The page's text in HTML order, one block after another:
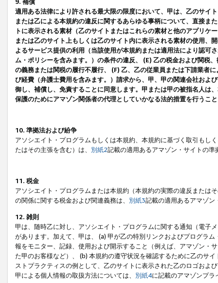
9. 補償
適用ある法律により許される最大限の限度において、甲は、乙のサイ
または乙による本規約の違反に関するあらゆる事柄について、直接ま
トに表示される素材（乙のサイトまたはこれらの素材と他のアプリ
または乙のサイト上もしくは乙のサイト内に表示される素材の使用、
よるサービス提供の利用（当該使用が本規約または適用法により認可
ム・ポリシーを含みます。）の条件の違反、 (E) 乙の税金および関税
の義務または関税の履行不履行、 (F) 乙、乙の従業員または下請業者
び経費（弁護士費用を含みます。）請求から、甲、甲の関連会社およ
御し、補償し、免責することに同意します。甲または甲の被指名人は
保護のためにアマゾン関係者の代理としていかなる法的措置を行うこ
10. 準拠法および紛争
アソシエイト・プログラムもしくは本規約、本規約に基づく取引もし
たはその主張を含む）は、 別紙2記載の適用あるアマゾン・サイトの
11. 税金
アソシエイト・プログラムまたは本規約（本規約の実際の違反または
の関係に関する税金および関連義務は、 別紙3記載の適用あるアマゾン
12. 雑則
甲は、随時乙に対し、アソシエイト・プログラムに関する通知（電子
があります。加えて、甲は、 (a) 甲が乙の特別リンクおよびプログラ
報をモニター、記録、使用および開示すること（例えば、アマゾン・
た甲のお客様など）、 (b) 本規約の遵守状況を確認するために乙のサ
ストプラクティスの例として、乙のサイトに表示された乙のロゴおよ
甲による個人情報の取扱方法については、 別紙4に記載のアマゾンプ